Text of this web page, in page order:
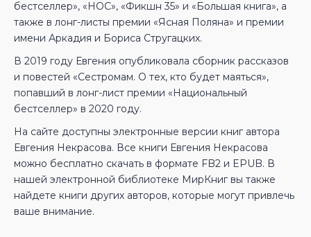
бестселлер», «НОС», «Фикшн 35» и «Большая книга», а
также в лонг-листы премии «Ясная Поляна» и премии
имени Аркадия и Бориса Стругацких.
В 2019 году Евгения опубликовала сборник рассказов
и повестей «Сестромам. О тех, кто будет маяться»,
попавший в лонг-лист премии «Национальный
бестселлер» в 2020 году.
На сайте доступны электронные версии книг автора
Евгения Некрасова. Все книги Евгения Некрасова
можно бесплатно скачать в формате FB2 и EPUB. В
нашей электронной библиотеке МирКниг вы также
найдете книги других авторов, которые могут привлечь
ваше внимание.